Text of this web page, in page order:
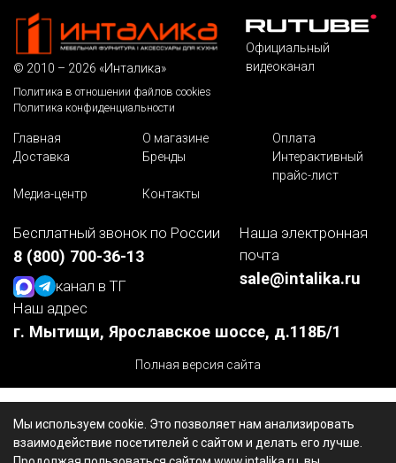
Мы используем cookie. Это позволяет нам анализировать
взаимодействие посетителей с сайтом и делать его лучше.
© 2010 – 2026 «Инталика»
Политика в отношении файлов cookies
Политика конфиденциальности
Официальный
видеоканал
Главная О магазине
Оплата
Доставка
Бренды
Интерактивный
прайс-лист
Медиа-центр
Контакты
Бесплатный звонок по России
8 (800) 700-36-13
канал в ТГ
Наша электронная
почта
sale@intalika.ru
Наш адрес
г. Мытищи, Ярославское шоссе, д.118Б/1
Полная версия сайта